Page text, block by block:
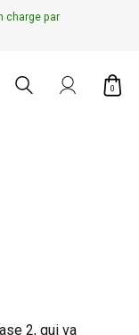
charge par
0
2, qui va